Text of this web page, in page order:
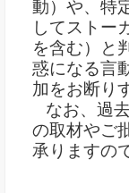
動）や、特
してストー
を含む）と
惑になる言
加をお断り
なお、過
の取材やご
承りますの